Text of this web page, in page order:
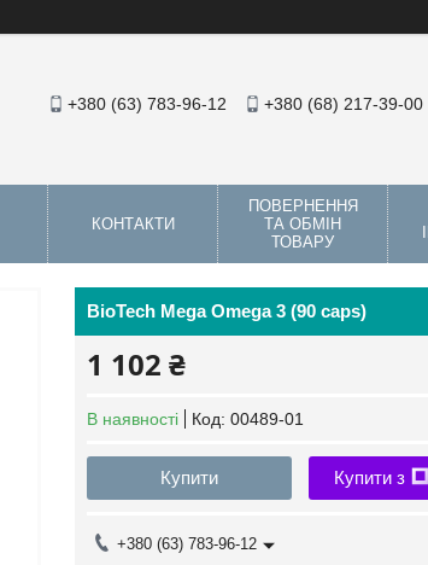
+380 (63) 783-96-12 +380 (68) 217-39-00
КОНТАКТИ
ПОВЕРНЕННЯ
ТА ОБМІН
ТОВАРУ
BioTech Mega Omega 3 (90 caps)
1 102 ₴
В наявності Код: 00489-01
Купити Купити з
+380 (63) 783-96-12